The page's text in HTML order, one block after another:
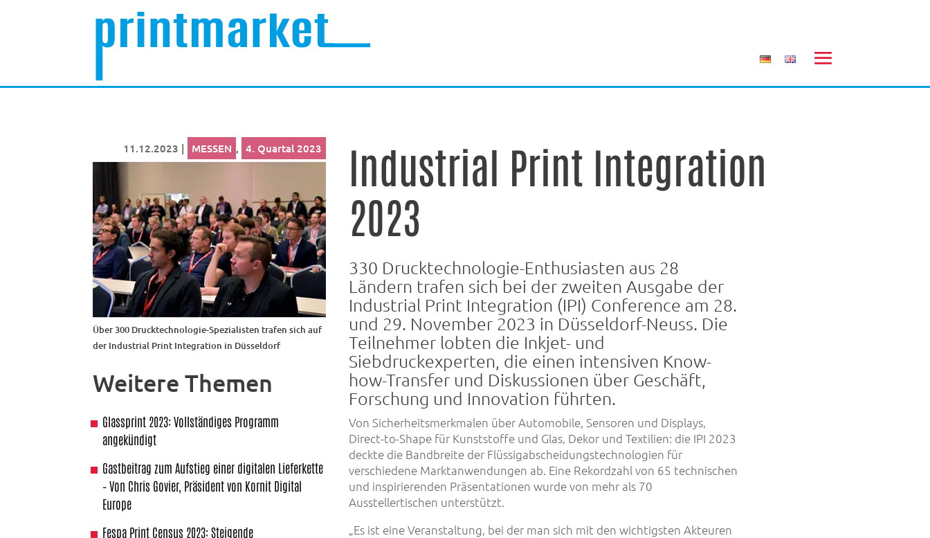
11.12.2023 | MESSEN , 4. Quartal 2023
Über 300 Drucktechnologie-Spezialisten trafen sich auf
der Industrial Print Integration in Düsseldorf
Weitere Themen
Glassprint 2023: Vollständiges Programm
angekündigt
Gastbeitrag zum Aufstieg einer digitalen Lieferkette
– Von Chris Govier, Präsident von Kornit Digital
Europe
Fespa Print Census 2023: Steigende
Industrial Print Integration
2023
330 Drucktechnologie-Enthusiasten aus 28
Ländern trafen sich bei der zweiten Ausgabe der
Industrial Print Integration (IPI) Conference am 28.
und 29. November 2023 in Düsseldorf-Neuss. Die
Teilnehmer lobten die Inkjet- und
Siebdruckexperten, die einen intensiven Know-
how-Transfer und Diskussionen über Geschäft,
Forschung und Innovation führten.
Von Sicherheitsmerkmalen über Automobile, Sensoren und Displays,
Direct-to-Shape für Kunststoffe und Glas, Dekor und Textilien: die IPI 2023
deckte die Bandbreite der Flüssigabscheidungstechnologien für
verschiedene Marktanwendungen ab. Eine Rekordzahl von 65 technischen
und inspirierenden Präsentationen wurde von mehr als 70
Ausstellertischen unterstützt.
„Es ist eine Veranstaltung, bei der man sich mit den wichtigsten Akteuren